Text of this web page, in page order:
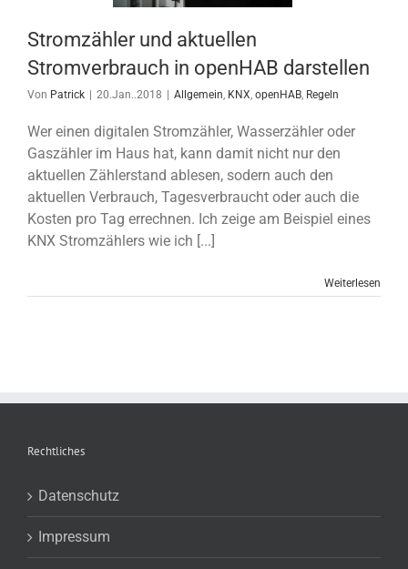
Stromzähler und aktuellen
Stromverbrauch in openHAB darstellen
Von Patrick | 20.Jan..2018 | Allgemein KNX openHAB Regeln
Wer einen digitalen Stromzähler, Wasserzähler oder
Gaszähler im Haus hat, kann damit nicht nur den
aktuellen Zählerstand ablesen, sodern auch den
aktuellen Verbrauch, Tagesverbraucht oder auch die
Kosten pro Tag errechnen. Ich zeige am Beispiel eines
KNX Stromzählers wie ich [...]
Weiterlesen
Rechtliches
Datenschutz
Impressum